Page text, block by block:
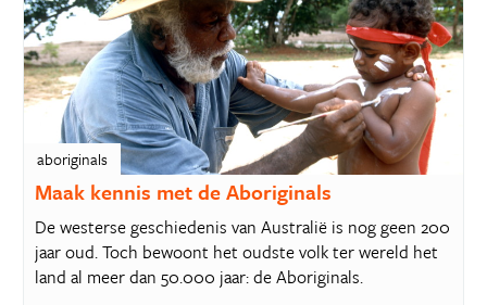
aboriginals
Maak kennis met de Aboriginals
De westerse geschiedenis van Australië is nog geen 200
jaar oud. Toch bewoont het oudste volk ter wereld het
land al meer dan 50.000 jaar: de Aboriginals.